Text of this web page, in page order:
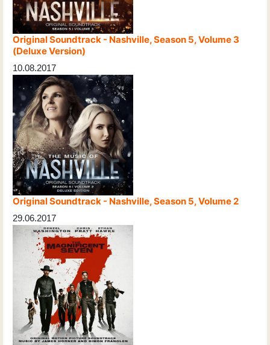
Original Soundtrack - Nashville, Season 5, Volume 3
(Deluxe Version)
10.08.2017
Original Soundtrack - Nashville, Season 5, Volume 2
29.06.2017